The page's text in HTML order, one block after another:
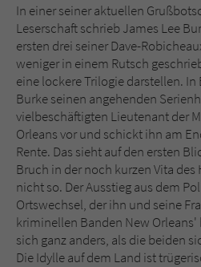
In einer seiner aktuellen
Leserschaft schrieb James Lee
ersten drei seiner Dave-
weniger in einem Rutsch
eine lockere Trilogie darstellen.
Burke seinen angehenden
vielbeschäftigten Lieutenant der
Orleans vor und schickt ihn am
Rente. Das sieht auf den ersten
Bruch in der noch kurzen Vita
nicht so. Der Ausstieg aus dem
Ortswechsel, der ihn und seine
kriminellen Banden New
sich ganz anders, als die beiden
Die Idylle auf dem Land ist